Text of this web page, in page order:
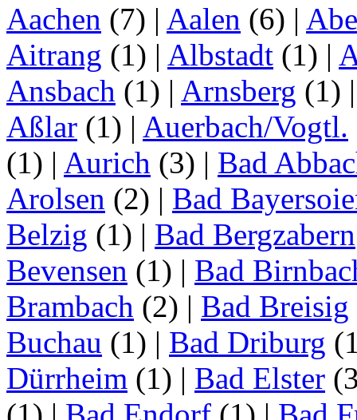
Aachen (7) | Aalen (6) |
Aitrang (1) | Albstadt (1) |
Ansbach (1) | Arnsberg (1)
Aßlar (1) | Auerbach/Vogtl.
(1) | Aurich (3) | Bad
Arolsen (2) | Bad
Belzig (1) | Bad Bergzabern
Bevensen (1) | Bad
Brambach (2) | Bad Breisig
Buchau (1) | Bad Driburg
Dürrheim (1) | Bad Elster